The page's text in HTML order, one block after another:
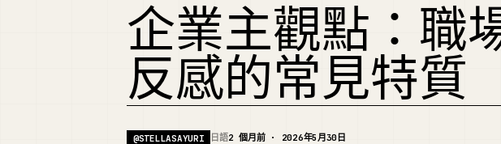
企業主觀點：職
反感的常見特質
@STELLASAYURI 日語2 個月前 · 2026年5月30日